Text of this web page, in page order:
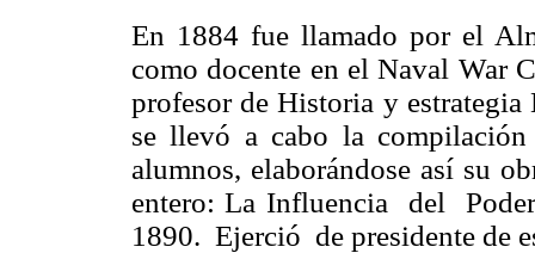
En 1884 fue llamado por el
como docente en el Naval War
profesor de Historia y
se llevó a cabo la compilación
alumnos, elaborándose así su
entero: La Influencia del
1890. Ejerció de presidente de